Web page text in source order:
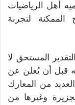
أهل الرياضيات
الممكنة لتجربة
المستحق لا
قبل أن يُعلن عن
من المعارك
وغيرها من